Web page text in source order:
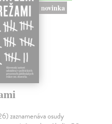
novinka
zaznamenáva osudy